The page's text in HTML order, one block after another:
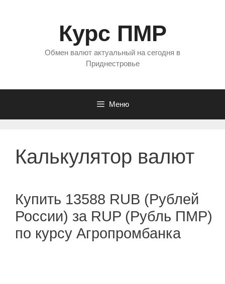
Курс ПМР
Обмен валют актуальный на сегодня в
Приднестровье
Меню
Калькулятор валют
Купить 13588 RUB (Рублей
России) за RUP (Рубль ПМР)
по курсу Агропромбанка